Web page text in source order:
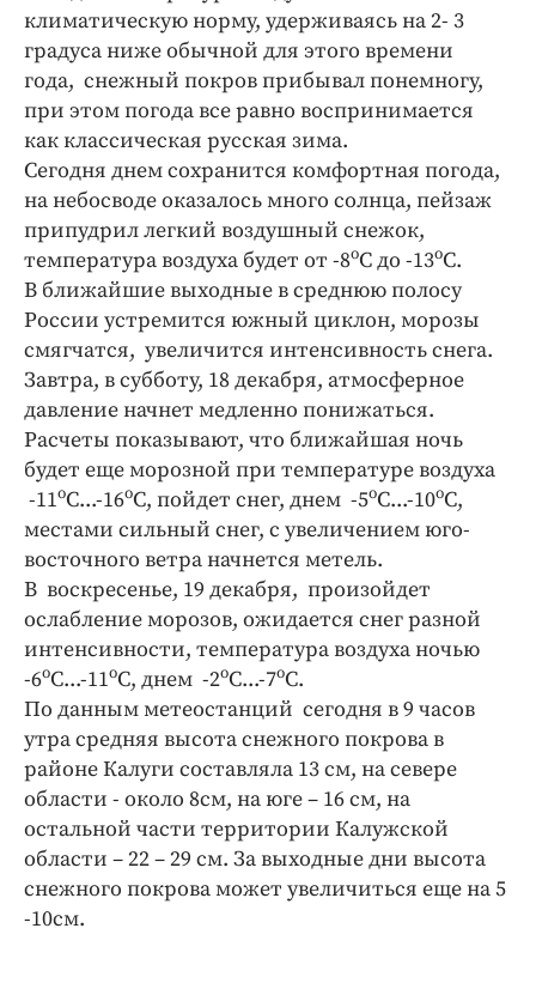
Спорт
Экономика и бизнес
ПРОЕКТЫ
Блоги
Издания
Медиаперсона
Интересное чтиво
Клиника года
Бренд года
Работодатель года
климатическую норму, удерживаясь на 2- 3
градуса ниже обычной для этого времени
года, снежный покров прибывал понемногу,
при этом погода все равно воспринимается
как классическая русская зима.
Сегодня днем сохранится комфортная погода,
на небосводе оказалось много солнца, пейзаж
припудрил легкий воздушный снежок,
температура воздуха будет от -8оС до -13оС.
В ближайшие выходные в среднюю полосу
России устремится южный циклон, морозы
смягчатся, увеличится интенсивность снега.
Завтра, в субботу, 18 декабря, атмосферное
давление начнет медленно понижаться.
Расчеты показывают, что ближайшая ночь
будет еще морозной при температуре воздуха
-11оС...-16оС, пойдет снег, днем -5оС...-10оС,
местами сильный снег, с увеличением юго-
восточного ветра начнется метель.
В воскресенье, 19 декабря, произойдет
ослабление морозов, ожидается снег разной
интенсивности, температура воздуха ночью
-6оС...-11оС, днем -2оС...-7оС.
По данным метеостанций сегодня в 9 часов
утра средняя высота снежного покрова в
районе Калуги составляла 13 см, на севере
области - около 8см, на юге – 16 см, на
остальной части территории Калужской
области – 22 – 29 см. За выходные дни высота
снежного покрова может увеличиться еще на 5
-10см.